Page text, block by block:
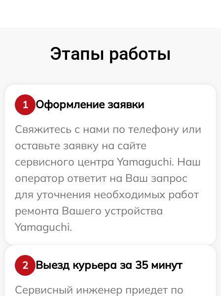
Этапы работы
1
Оформление заявки
Свяжитесь с нами по телефону или
оставьте заявку на сайте
сервисного центра Yamaguchi. Наш
оператор ответит на Ваш запрос
для уточнения необходимых работ
ремонта Вашего устройства
Yamaguchi.
2
Выезд курьера за 35 минут
Сервисный инженер приедет по